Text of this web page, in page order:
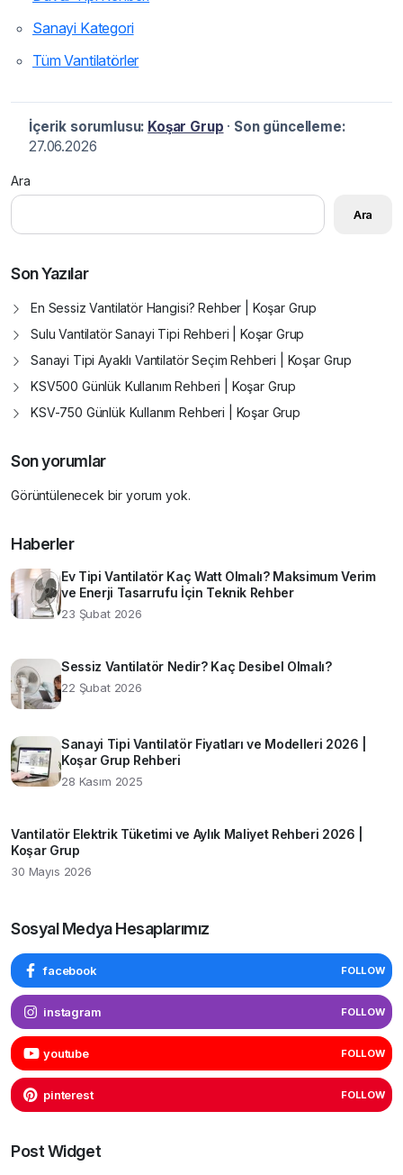
Sanayi Kategori
Tüm Vantilatörler
İçerik sorumlusu: Koşar Grup · Son güncelleme:
27.06.2026
Ara
Ara
Son Yazılar
En Sessiz Vantilatör Hangisi? Rehber | Koşar Grup
Sulu Vantilatör Sanayi Tipi Rehberi | Koşar Grup
Sanayi Tipi Ayaklı Vantilatör Seçim Rehberi | Koşar Grup
KSV500 Günlük Kullanım Rehberi | Koşar Grup
KSV-750 Günlük Kullanım Rehberi | Koşar Grup
Son yorumlar
Görüntülenecek bir yorum yok.
Haberler
Ev Tipi Vantilatör Kaç Watt Olmalı? Maksimum Verim
ve Enerji Tasarrufu İçin Teknik Rehber
23 Şubat 2026
Sessiz Vantilatör Nedir? Kaç Desibel Olmalı?
22 Şubat 2026
Sanayi Tipi Vantilatör Fiyatları ve Modelleri 2026 |
Koşar Grup Rehberi
28 Kasım 2025
Vantilatör Elektrik Tüketimi ve Aylık Maliyet Rehberi 2026 |
Koşar Grup
30 Mayıs 2026
Sosyal Medya Hesaplarımız
facebook FOLLOW
instagram FOLLOW
youtube FOLLOW
pinterest FOLLOW
Post Widget